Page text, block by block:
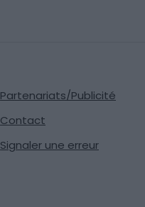
Partenariats/Publicité
Contact
Signaler une erreur